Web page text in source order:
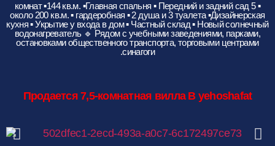
▪️ 5 комнат ▪️144 кв.м. ▪️Главная спальня ▪️ Передний и задний сад
около 200 кв.м. ▪️ гардеробная ▪️ 2 душа и 3 туалета ▪️Дизайнерская
кухня ▪️ Укрытие у входа в дом ▪️ Частный склад ▪️ Новый солнечный
водонагреватель 🔹 Рядом с учебными заведениями, парками,
остановками общественного транспорта, торговыми центрами
синагоги.
Продается 7,5-комнатная вилла B yehoshafat